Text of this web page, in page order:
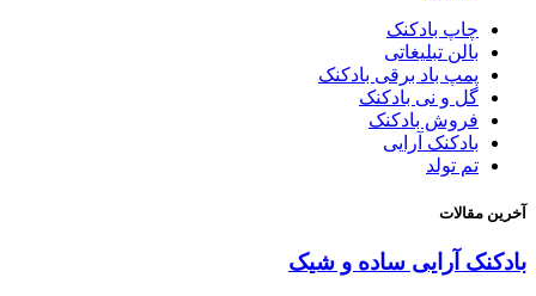
چاپ بادکنک
بالن تبلیغاتی
پمپ باد برقی بادکنک
گل و نی بادکنک
فروش بادکنک
بادکنک آرایی
تم تولد
آخرین مقالات
بادکنک آرایی ساده و شیک